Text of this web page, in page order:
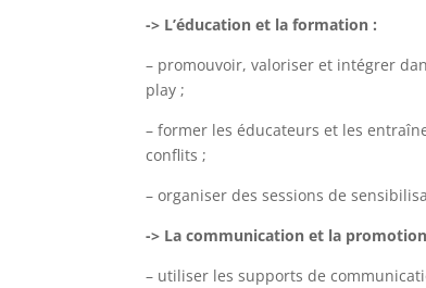
-> L’éducation et la formation :
– promouvoir, valoriser et intégrer
play ;
– former les éducateurs et les
conflits ;
– organiser des sessions de
-> La communication et la
– utiliser les supports de